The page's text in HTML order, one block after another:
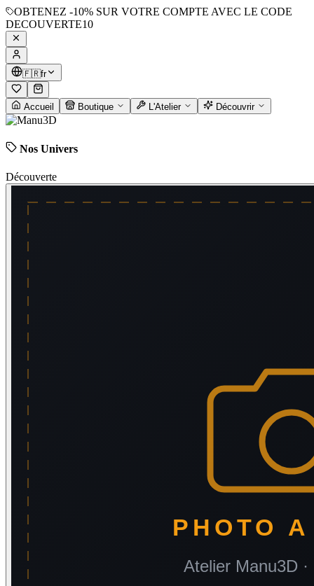
OBTENEZ -10% SUR VOTRE COMPTE AVEC LE CODE
DECOUVERTE10
🇫🇷fr
Accueil Boutique L'Atelier Découvrir
Nos Univers
Découverte